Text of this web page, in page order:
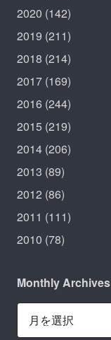
2020 (142)
2019 (211)
2018 (214)
2017 (169)
2016 (244)
2015 (219)
2014 (206)
2013 (89)
2012 (86)
2011 (111)
2010 (78)
Monthly Archives